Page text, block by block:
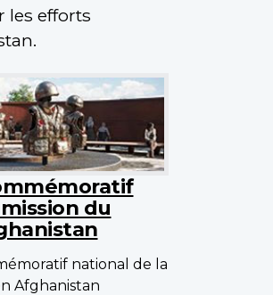
les efforts
du
national de la
Afghanistan